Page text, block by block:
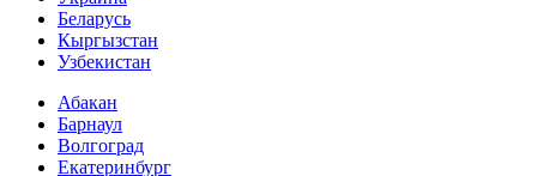
Беларусь
Кыргызстан
Узбекистан
Абакан
Барнаул
Волгоград
Екатеринбург